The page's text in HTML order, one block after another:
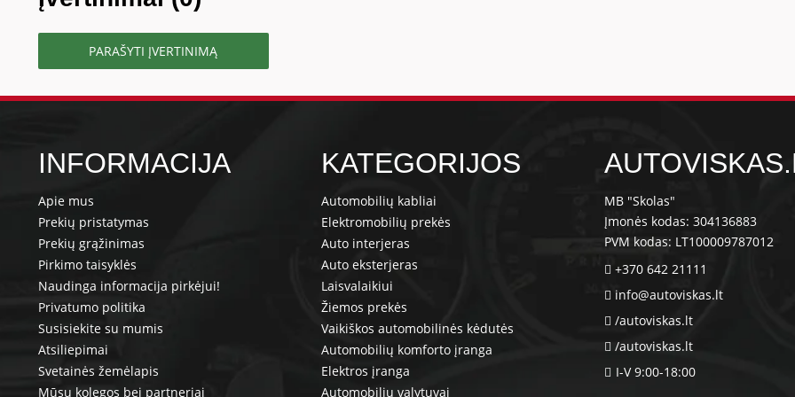
PARAŠYTI ĮVERTINIMĄ
INFORMACIJA
Apie mus
Prekių pristatymas
Prekių grąžinimas
Pirkimo taisyklės
Naudinga informacija pirkėjui!
Privatumo politika
Susisiekite su mumis
Atsiliepimai
Svetainės žemėlapis
Mūsų kolegos bei partneriai
KATEGORIJOS
Automobilių kabliai
Elektromobilių prekės
Auto interjeras
Auto eksterjeras
Laisvalaikiui
Žiemos prekės
Vaikiškos automobilinės kėdutės
Automobilių komforto įranga
Elektros įranga
Automobilių valytuvai
MB "Skolas"
Įmonės kodas: 304136883
PVM kodas: LT100009787012
+370 642 21111
info@autoviskas.lt
/autoviskas.lt
/autoviskas.lt
I-V 9:00-18:00